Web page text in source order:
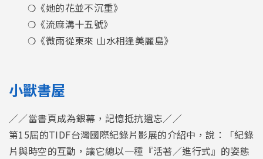
❍《她的花並不沉重》
❍《流麻溝十五號》
❍《微雨從東來 山水相逢美麗島》
小獸書屋
／／當書頁成為銀幕，記憶抵抗遺忘／／
第15屆的TIDF台灣國際紀錄片影展的介紹中，說：「紀錄
片與時空的互動，讓它總以一種『活著／進行式』的姿態